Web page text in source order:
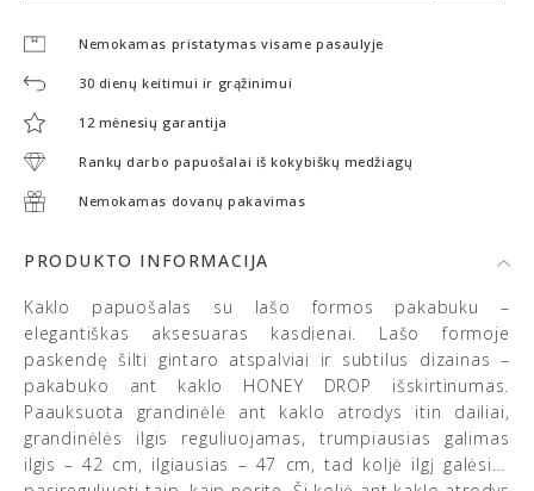
Nemokamas pristatymas visame pasaulyje
30 dienų keitimui ir grąžinimui
12 mėnesių garantija
Rankų darbo papuošalai iš kokybiškų medžiagų
Nemokamas dovanų pakavimas
PRODUKTO INFORMACIJA
Kaklo papuošalas su lašo formos pakabuku –
elegantiškas aksesuaras kasdienai. Lašo formoje
paskendę šilti gintaro atspalviai ir subtilus dizainas –
pakabuko ant kaklo HONEY DROP išskirtinumas.
Paauksuota grandinėlė ant kaklo atrodys itin dailiai,
grandinėlės ilgis reguliuojamas, trumpiausias galimas
ilgis – 42 cm, ilgiausias – 47 cm, tad koljė ilgį galėsite